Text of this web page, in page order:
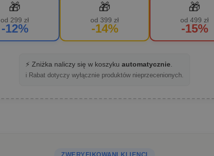
🎁
od 299 zł
-12%
🎁
od 399 zł
-14%
🎁
od 499 zł
-15%
⚡ Zniżka naliczy się w koszyku automatycznie.
ℹ️ Rabat dotyczy wyłącznie produktów nieprzecenionych.